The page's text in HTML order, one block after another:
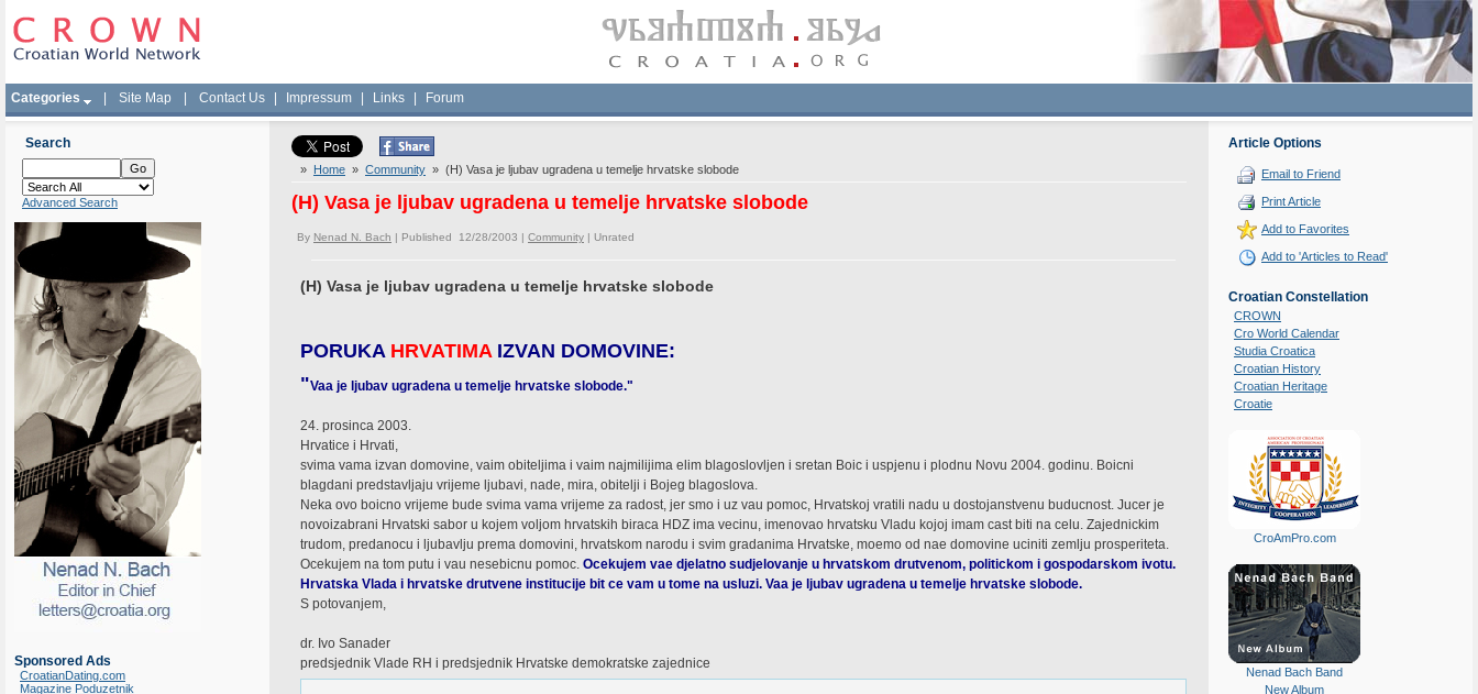
Categories Site Map Contact Us Impressum Links Forum
Search
Advanced Search
Sponsored Ads
CroatianDating.com
Magazine Poduzetnik
» Home » Community » (H) Vasa je ljubav ugradena u temelje hrvatske slobode
(H) Vasa je ljubav ugradena u temelje hrvatske slobode
By Nenad N. Bach | Published 12/28/2003 | Community | Unrated
(H) Vasa je ljubav ugradena u temelje hrvatske slobode
PORUKA HRVATIMAIZVAN DOMOVINE:
"Vaa je ljubav ugradena u temelje hrvatske slobode."
24. prosinca 2003.
Hrvatice i Hrvati,
svima vama izvan domovine, vaim obiteljima i vaim najmilijima elim blagoslovljen i sretan Boic i uspjenu i plodnu Novu 2004. godinu. Boicni
blagdani predstavljaju vrijeme ljubavi, nade, mira, obitelji i Bojeg blagoslova.
Neka ovo boicno vrijeme bude svima vama vrijeme za radost, jer smo i uz vau pomoc, Hrvatskoj vratili nadu u dostojanstvenu buducnost. Jucer je
novoizabrani Hrvatski sabor u kojem voljom hrvatskih biraca HDZ ima vecinu, imenovao hrvatsku Vladu kojoj imam cast biti na celu. Zajednickim
trudom, predanocu i ljubavlju prema domovini, hrvatskom narodu i svim gradanima Hrvatske, moemo od nae domovine uciniti zemlju prosperiteta.
Ocekujem na tom putu i vau nesebicnu pomoc. Ocekujem vae djelatno sudjelovanje u hrvatskom drutvenom, politickom i gospodarskom ivotu.
Hrvatska Vlada i hrvatske drutvene institucije bit ce vam u tome na usluzi. Vaa je ljubav ugradena u temelje hrvatske slobode.
S potovanjem,
dr. Ivo Sanader
predsjednik Vlade RH i predsjednik Hrvatske demokratske zajednice
Article Options
Email to Friend
Print Article
Add to Favorites
Add to 'Articles to Read'
Croatian Constellation
CROWN
Cro World Calendar
Studia Croatica
Croatian History
Croatian Heritage
Croatie
CroAmPro.com
Nenad Bach Band
New Album